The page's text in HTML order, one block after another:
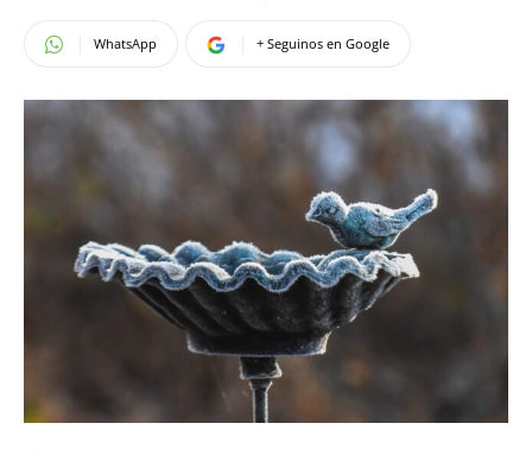
WhatsApp + Seguinos en Google